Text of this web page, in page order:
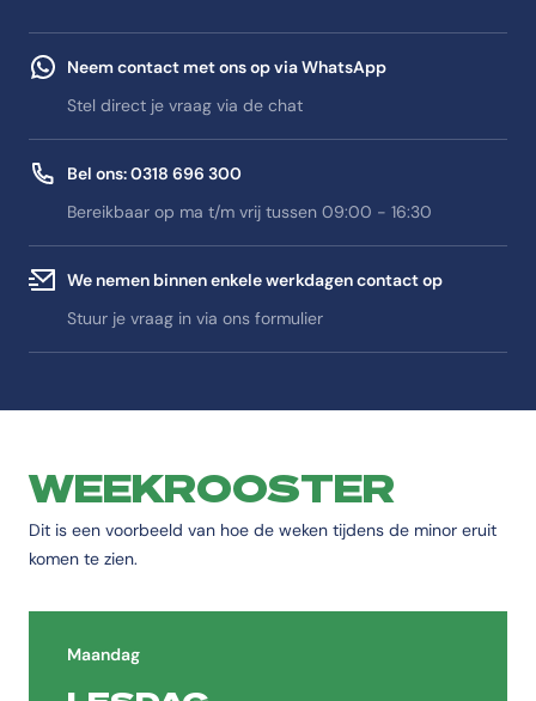
Neem contact met ons op via WhatsApp
Stel direct je vraag via de chat
Bel ons: 0318 696 300
Bereikbaar op ma t/m vrij tussen 09:00 - 16:30
We nemen binnen enkele werkdagen contact op
Stuur je vraag in via ons formulier
WEEKROOSTER
Dit is een voorbeeld van hoe de weken tijdens de minor eruit
komen te zien.
Maandag